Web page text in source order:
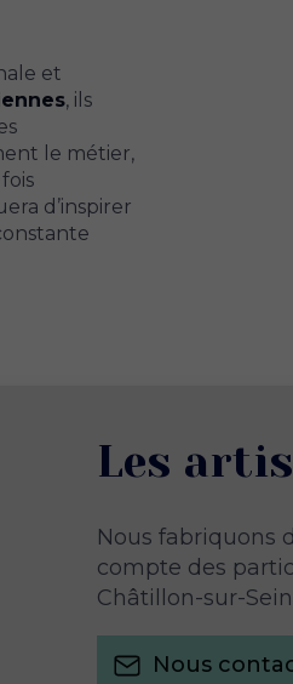
et
, ils
le métier,
fois
d’inspirer
Les
Nous fabriquons
compte des
Châtillon-sur-
Nous